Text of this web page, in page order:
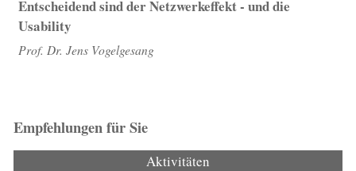
Entscheidend sind der Netzwerkeffekt - und die
Usability
Prof. Dr. Jens Vogelgesang
Empfehlungen für Sie
Aktivitäten